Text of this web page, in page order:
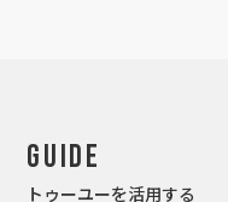
Guide
トゥーユーを活用する